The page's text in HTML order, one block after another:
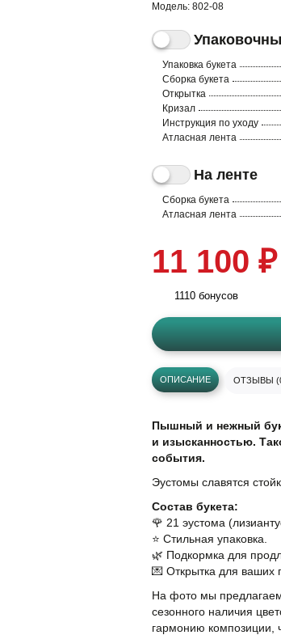
Модель: 802-08
Упаковка букета
Сборка букета
Открытка
Кризал
Инструкция по уходу
Атласная лента
На ленте
Сборка букета
Атласная лента
11 100 ₽
1110 бонусов
ОПИСАНИЕ ОТЗЫВЫ
Пышный и нежный
и изысканностью.
события.
Эустомы славятся
Состав букета:
🌹 21 эустома
⭐️ Стильная упаковка.
🌿 Подкормка для
💌 Открытка для ваших
На фото мы предлагаем
сезонного наличия
гармонию композиции,